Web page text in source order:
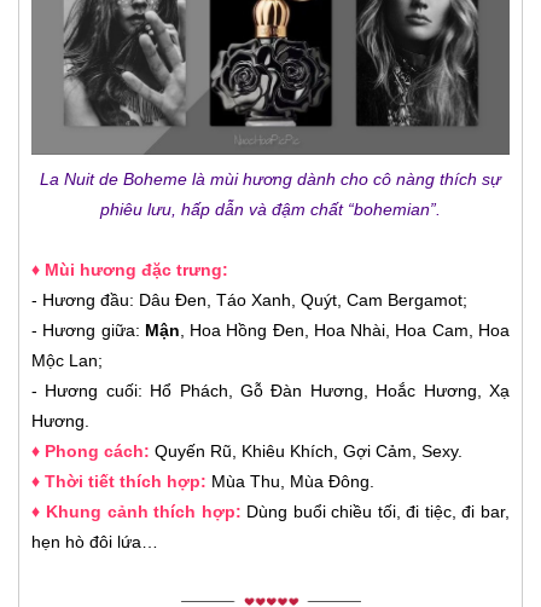
La Nuit de Boheme là mùi hương dành cho cô nàng thích sự
phiêu lưu, hấp dẫn và đậm chất “bohemian”.
♦ Mùi hương đặc trưng:
- Hương đầu: Dâu Đen, Táo Xanh, Quýt, Cam Bergamot;
- Hương giữa: Mận, Hoa Hồng Đen, Hoa Nhài, Hoa Cam, Hoa
Mộc Lan;
- Hương cuối: Hổ Phách, Gỗ Đàn Hương, Hoắc Hương, Xạ
Hương.
♦ Phong cách: Quyến Rũ, Khiêu Khích, Gợi Cảm, Sexy.
♦ Thời tiết thích hợp: Mùa Thu, Mùa Đông.
♦ Khung cảnh thích hợp: Dùng buổi chiều tối, đi tiệc, đi bar,
hẹn hò đôi lứa…